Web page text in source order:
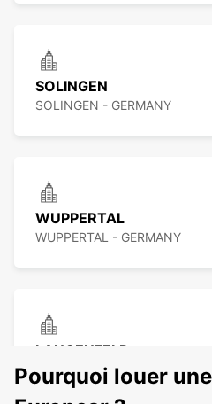
SOLINGEN
SOLINGEN - GERMANY
WUPPERTAL
WUPPERTAL - GERMANY
LANGENFELD
LANGENFELD - GERMANY
Pourquoi louer